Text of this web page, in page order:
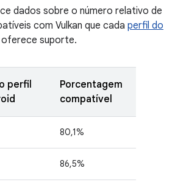
dados sobre o número relativo de
com Vulkan que cada perfil do
oferece suporte.
perfil
Porcentagem
compatível
80,1%
86,5%